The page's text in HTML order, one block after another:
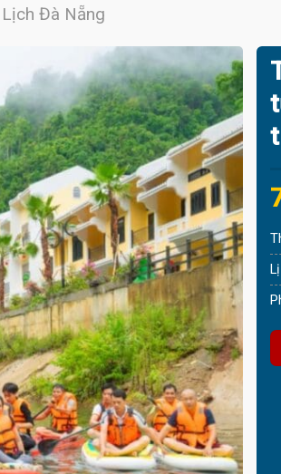
Đà Nẵng